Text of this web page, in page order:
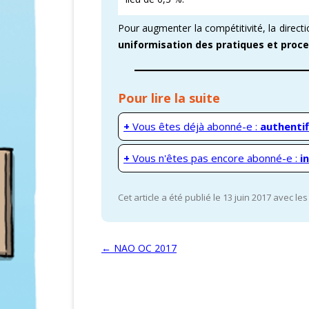
Pour augmenter la compétitivité, la
uniformisation des pratiques et
Pour lire la suite
+ Vous êtes déjà abonné-e :
+ Vous n'êtes pas encore abonné-e :
Cet article a été publié le 13 juin 2017 avec
Navigation des articles
← NAO OC 2017